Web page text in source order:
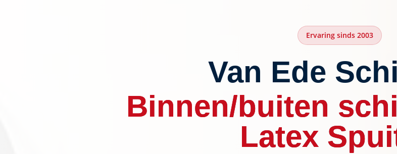
Ervaring sinds 2003
Van Ede
Binnen/buiten
Latex